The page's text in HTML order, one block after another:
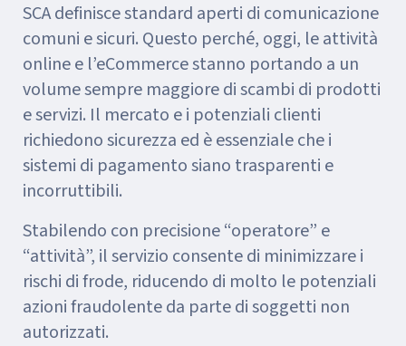
SCA definisce standard aperti di comunicazione
comuni e sicuri. Questo perché, oggi, le attività
online e l’eCommerce stanno portando a un
volume sempre maggiore di scambi di prodotti
e servizi. Il mercato e i potenziali clienti
richiedono sicurezza ed è essenziale che i
sistemi di pagamento siano trasparenti e
incorruttibili.
Stabilendo con precisione “operatore” e
“attività”, il servizio consente di minimizzare i
rischi di frode, riducendo di molto le potenziali
azioni fraudolente da parte di soggetti non
autorizzati.